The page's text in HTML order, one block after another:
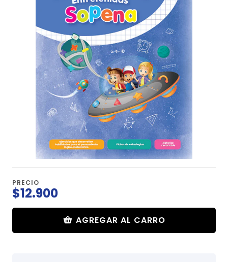
PRECIO
$12.900
AGREGAR AL CARRO